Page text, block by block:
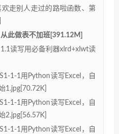
走别人走过的路啦函数、第
此做表不加班[391.12M]
读写用必备利器xlrd+xlwt读
1-1用Python读写Excel，自
1.jpg[70.72K]
1-1用Python读写Excel，自
2.jpg[56.57K]
1-1用Python读写Excel，自